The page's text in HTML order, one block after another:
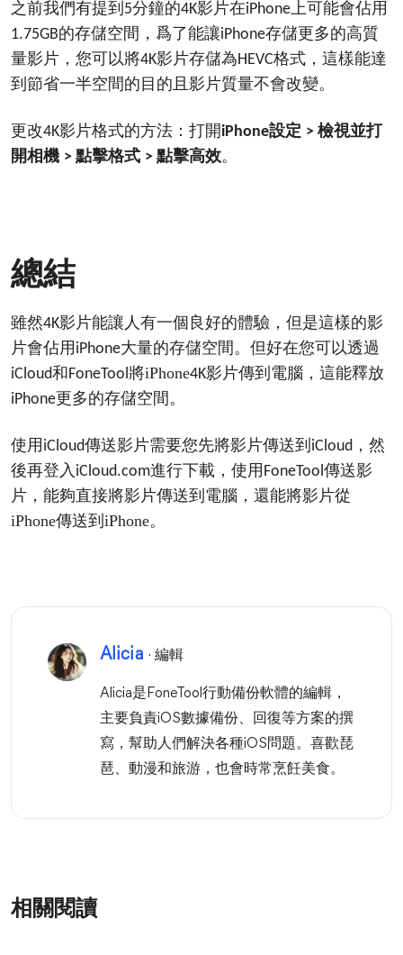
之前我們有提到 5分鐘的4K影片在iPhone 上可能會佔用
1.75GB的存儲空間，爲了能讓iPhone存儲更多的高質
量影片，您可以將4K影片存儲為HEVC格式，這樣能達
到節省一半空間的目的且影片質量不會改變。
更改4K影片格式的方法：打開iPhone設定 > 檢視並打
開相機 > 點擊格式 > 點擊高效。
總結
雖然4K影片能讓人有一個良好的體驗，但是這樣的影
片會佔用 iPhone大量的存儲空間。但好在您可以透過
iCloud和FoneTool 將iPhone4K影片傳到 電腦 ，這能釋放
iPhone更多的存儲空間。
使用 iCloud傳送影片需要您先將影片傳送到 iCloud ，然
後再登入 iCloud.com進行下載，使用 FoneTool 傳送影
片，能夠直接將影片傳送到電腦，還能將影片從
iPhone傳送到iPhone。
Alicia · 編輯
Alicia是FoneTool行動備份軟體的編輯，
主要負責iOS數據備份、回復等方案的撰
寫，幫助人們解決各種iOS問題。喜歡琵
琶、動漫和旅游，也會時常烹飪美食。
相關閱讀